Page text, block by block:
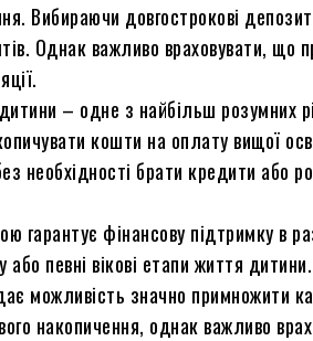
Вибираючи довгострокові
Однак важливо враховувати, що
– одне з найбільш розумних
кошти на оплату вищої
необхідності брати кредити або
фінансову підтримку в
певні вікові етапи життя дитини.
можливість значно примножити
накопичення, однак важливо